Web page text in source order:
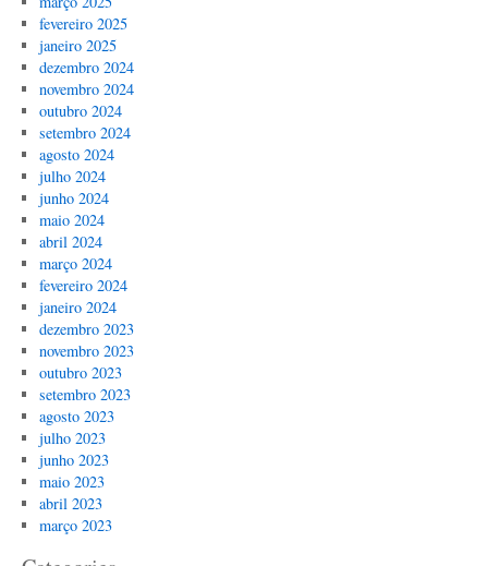
fevereiro 2025
janeiro 2025
dezembro 2024
novembro 2024
outubro 2024
setembro 2024
agosto 2024
julho 2024
junho 2024
maio 2024
abril 2024
março 2024
fevereiro 2024
janeiro 2024
dezembro 2023
novembro 2023
outubro 2023
setembro 2023
agosto 2023
julho 2023
junho 2023
maio 2023
abril 2023
março 2023